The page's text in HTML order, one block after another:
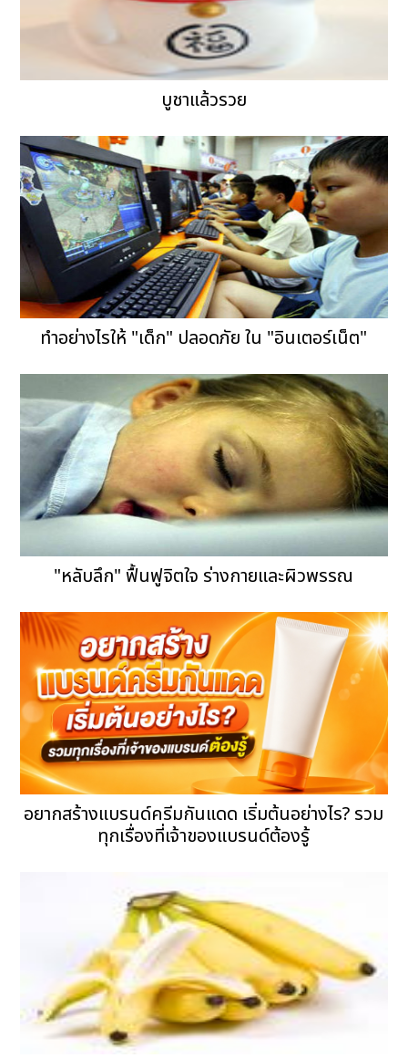
บูชาแล้วรวย
ทำอย่างไรให้ "เด็ก" ปลอดภัย ใน "อินเตอร์เน็ต"
"หลับลึก" ฟื้นฟูจิตใจ ร่างกายและผิวพรรณ
อยากสร้างแบรนด์ครีมกันแดด เริ่มต้นอย่างไร? รวม
ทุกเรื่องที่เจ้าของแบรนด์ต้องรู้